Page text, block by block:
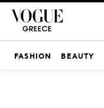
FASHION BEAUTY